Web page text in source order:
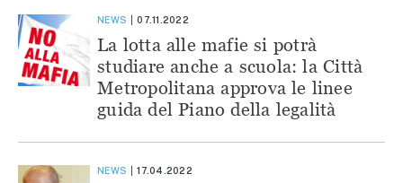
NEWS 07.11.2022
La lotta alle mafie si potrà
studiare anche a scuola: la Città
Metropolitana approva le linee
guida del Piano della legalità
NEWS 17.04.2022